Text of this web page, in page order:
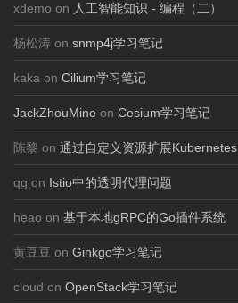
xdemo on 人工智能知识 - 编程（二）
杨松涛 on snmp4j学习笔记
kaka on Cilium学习笔记
JackZhouMine on Cesium学习笔记
陈黎 on 通过自定义资源扩展Kubernetes
qg on Istio中的透明代理问题
heao on 基于本地gRPC的Go插件系统
黄豆豆 on Ginkgo学习笔记
cloud on OpenStack学习笔记